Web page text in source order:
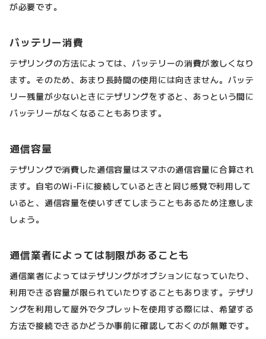
が必要です。
バッテリー消費
テザリングの方法によっては、バッテリーの消費が激しくなり
ます。そのため、あまり長時間の使用には向きません。バッテ
リー残量が少ないときにテザリングをすると、あっという間に
バッテリーがなくなることもあります。
通信容量
テザリングで消費した通信容量はスマホの通信容量に合算され
ます。自宅のWi-Fiに接続しているときと同じ感覚で利用して
いると、通信容量を使いすぎてしまうこともあるため注意しま
しょう。
通信業者によっては制限があることも
通信業者によってはテザリングがオプションになっていたり、
利用できる容量が限られていたりすることもあります。テザリ
ングを利用して屋外でタブレットを使用する際には、希望する
方法で接続できるかどうか事前に確認しておくのが無難です。